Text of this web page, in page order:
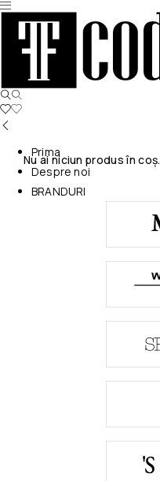
Nu ai niciun produs în coș.
Prima
Despre noi
BRANDURI